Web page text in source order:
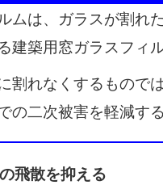
ムは、ガラスが割れ
建築用窓ガラスフィル
割れなくするもので
の二次被害を軽減す
飛散を抑える